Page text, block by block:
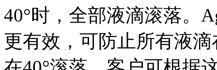
40°时，全部液滴滚落。
更有效，可防止所有液